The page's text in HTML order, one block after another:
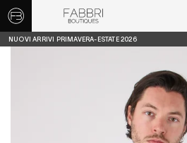
NUOVI ARRIVI PRIMAVERA-ESTATE 2026